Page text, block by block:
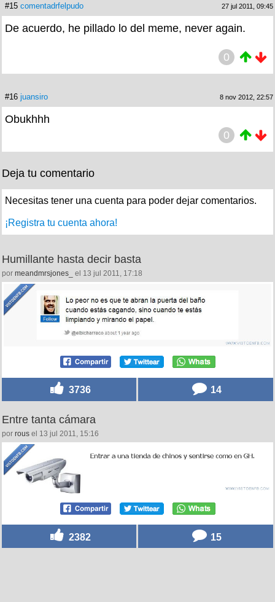
#15 comentadrfelpudo 27 jul 2011, 09:45
De acuerdo, he pillado lo del meme, never again.
0
#16 juansiro 8 nov 2012, 22:57
Obukhhh
0
Deja tu comentario
Necesitas tener una cuenta para poder dejar comentarios.
¡Registra tu cuenta ahora!
Humillante hasta decir basta
por meandmrsjones_ el 13 jul 2011, 17:18
3736 14
Entre tanta cámara
por rous el 13 jul 2011, 15:16
2382 15